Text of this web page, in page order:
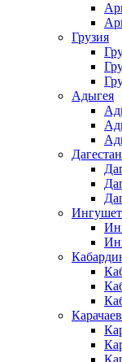
Грузия
Адыгея
Дагестан